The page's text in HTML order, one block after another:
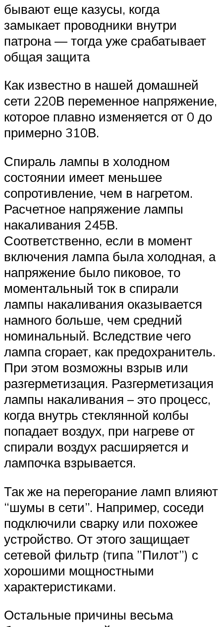
бывают еще казусы, когда
замыкает проводники внутри
патрона — тогда уже срабатывает
общая защита
Как известно в нашей домашней
сети 220В переменное напряжение,
которое плавно изменяется от 0 до
примерно 310В.
Спираль лампы в холодном
состоянии имеет меньшее
сопротивление, чем в нагретом.
Расчетное напряжение лампы
накаливания 245В.
Соответственно, если в момент
включения лампа была холодная, а
напряжение было пиковое, то
моментальный ток в спирали
лампы накаливания оказывается
намного больше, чем средний
номинальный. Вследствие чего
лампа сгорает, как предохранитель.
При этом возможны взрыв или
разгерметизация. Разгерметизация
лампы накаливания – это процесс,
когда внутрь стеклянной колбы
попадает воздух, при нагреве от
спирали воздух расширяется и
лампочка взрывается.
Так же на перегорание ламп влияют
“шумы в сети”. Например, соседи
подключили сварку или похожее
устройство. От этого защищает
сетевой фильтр (типа ”Пилот”) с
хорошими мощностными
характеристиками.
Остальные причины весьма